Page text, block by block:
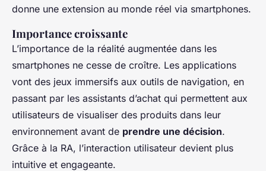
donne une extension au monde réel via smartphones.
Importance croissante
L’importance de la réalité augmentée dans les
smartphones ne cesse de croître. Les applications
vont des jeux immersifs aux outils de navigation, en
passant par les assistants d’achat qui permettent aux
utilisateurs de visualiser des produits dans leur
environnement avant de prendre une décision.
Grâce à la RA, l’interaction utilisateur devient plus
intuitive et engageante.